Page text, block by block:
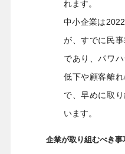
れます。
中小企業は
が、すでに民
であり、パワ
低下や顧客離
で、早めに取
います。
企業が取り組むべき